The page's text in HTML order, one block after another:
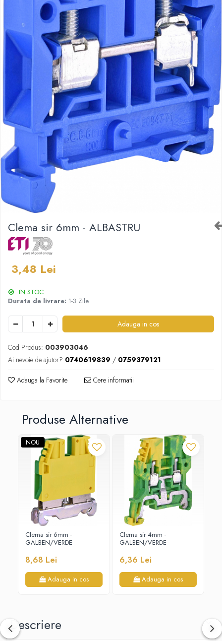
Paneluri LED
Corpuri de iluminat decorativ
interior/exterior
Exterior
Accesorii pentru iluminat
Senzori de miscare, crepusculari si
ceasuri programabile
Clema sir 6mm - ALBASTRU
3,48 Lei
IN STOC
Durata de livrare: 1-3 Zile
Adauga in cos
Cod Produs: 003903046
Ai nevoie de ajutor? 0740619839 / 0759379121
Adauga la Favorite Cere informatii
Produse Alternative
NOU
Clema sir 6mm -
GALBEN/VERDE
8,68 Lei
Adauga in cos
Clema sir 4mm -
GALBEN/VERDE
6,36 Lei
Adauga in cos
Descriere